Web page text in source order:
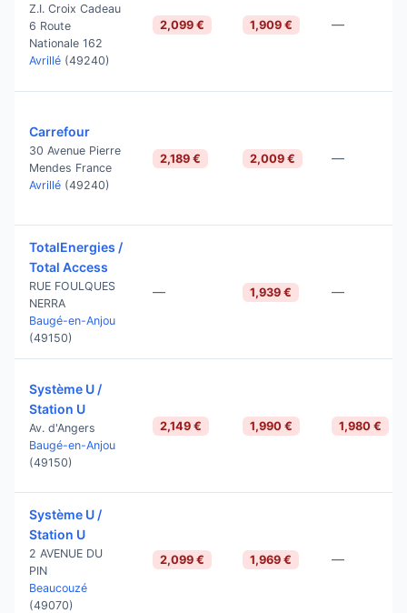
Z.I. Croix Cadeau
6 Route
Nationale 162
Avrillé (49240)
2,099 € 1,909 € —
Carrefour
30 Avenue Pierre
Mendes France
Avrillé (49240)
2,189 € 2,009 € —
TotalEnergies /
Total Access
RUE FOULQUES
NERRA
Baugé-en-Anjou
(49150)
— 1,939 € —
Système U /
Station U
Av. d'Angers
Baugé-en-Anjou
(49150)
2,149 € 1,990 € 1,980 €
Système U /
Station U
2 AVENUE DU
PIN
Beaucouzé
(49070)
2,099 € 1,969 € —